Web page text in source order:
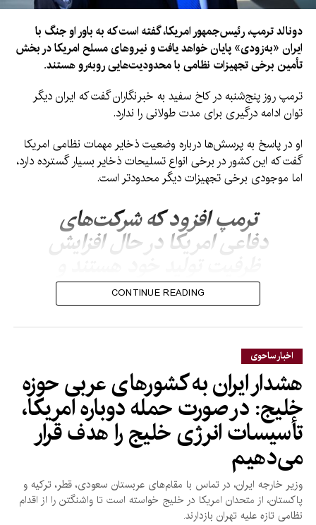
دونالد ترمپ، رئیس‌جمهور امریکا، گفته است که به باور او جنگ با
ایران «به‌زودی» پایان خواهد یافت و نیروهای مسلح امریکا در بخش
تأمین برخی تجهیزات نظامی با محدودیت‌هایی روبه‌رو هستند.
ترمپ روز پنج‌شنبه در کاخ سفید به خبرنگاران گفت که ایران دیگر
توان ادامه درگیری برای مدت طولانی را ندارد.
او در پاسخ به پرسش‌ها درباره وضعیت ذخایر مهمات نظامی امریکا
گفت که این کشور در برخی انواع تسلیحات ذخایر بسیار گسترده دارد،
اما موجودی برخی تجهیزات دیگر محدودتر است.
ترمپ افزود که شرکت‌های
دفاعی امریکا در حال افزایش
کارخانه‌های جدید برای تولید
سیستم‌های دفاعی، از جمله
موشک‌های پاتریوت و
تاماهاوک، در حال ایجاد است.
پیش از این، رویترز گزارش داده بود که ارتش امریکا در جریان
درگیری پنج‌ماهه با ایران، بخش بزرگی از ذخایر جهانی موشک‌های
دوربرد دقیق خود را مصرف کرده است.
#امریکا #ایران #ترمپ #جنگ #خبر_تازه
CONTINUE READING
اخبار ساحوی
هشدار ایران به کشورهای عربی حوزه
خلیج: در صورت حمله دوباره امریکا،
تأسیسات انرژی خلیج را هدف قرار
می‌دهیم
وزیر خارجه ایران، در تماس با مقام‌های عربستان سعودی، قطر، ترکیه و
پاکستان، از متحدان امریکا در خلیج خواسته است تا واشنگتن را از اقدام
نظامی تازه علیه تهران بازدارند.